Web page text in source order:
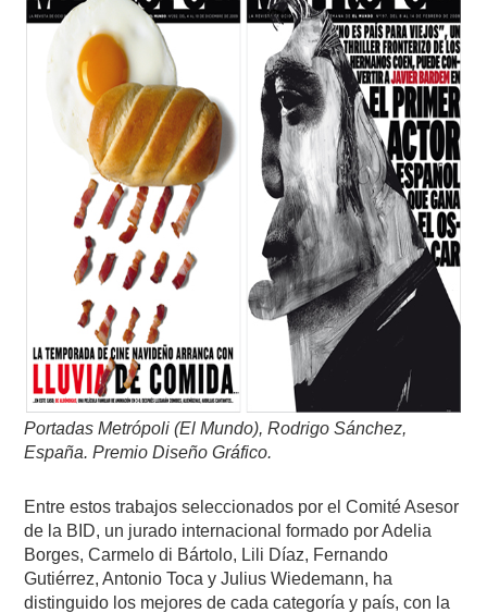
Portadas Metrópoli (El Mundo), Rodrigo Sánchez,
España. Premio Diseño Gráfico.
Entre estos trabajos seleccionados por el Comité Asesor
de la BID, un jurado internacional formado por Adelia
Borges, Carmelo di Bártolo, Lili Díaz, Fernando
Gutiérrez, Antonio Toca y Julius Wiedemann, ha
distinguido los mejores de cada categoría y país, con la